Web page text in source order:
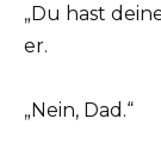
„Du hast
er.
„Nein, Dad.“